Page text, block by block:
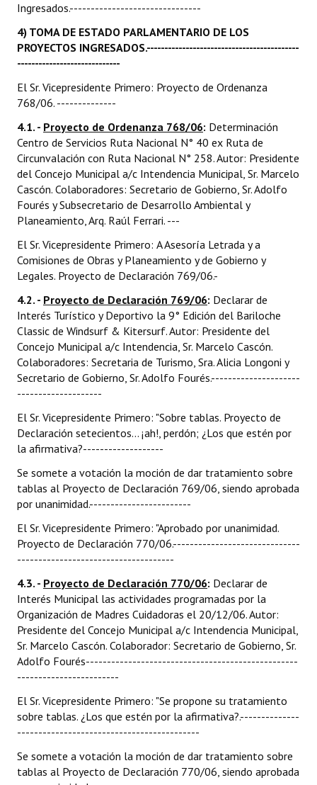
Ingresados.-------------------------------
4) TOMA DE ESTADO PARLAMENTARIO DE LOS
PROYECTOS INGRESADOS.-------------------------------------------
-----------------------------
El Sr. Vicepresidente Primero: Proyecto de Ordenanza
768/06. --------------
4.1. - Proyecto de Ordenanza 768/06: Determinación
Centro de Servicios Ruta Nacional N° 40 ex Ruta de
Circunvalación con Ruta Nacional N° 258. Autor: Presidente
del Concejo Municipal a/c Intendencia Municipal, Sr. Marcelo
Cascón. Colaboradores: Secretario de Gobierno, Sr. Adolfo
Fourés y Subsecretario de Desarrollo Ambiental y
Planeamiento, Arq. Raúl Ferrari. ---
El Sr. Vicepresidente Primero: A Asesoría Letrada y a
Comisiones de Obras y Planeamiento y de Gobierno y
Legales. Proyecto de Declaración 769/06.-
4.2. - Proyecto de Declaración 769/06: Declarar de
Interés Turístico y Deportivo la 9° Edición del Bariloche
Classic de Windsurf & Kitersurf. Autor: Presidente del
Concejo Municipal a/c Intendencia, Sr. Marcelo Cascón.
Colaboradores: Secretaria de Turismo, Sra. Alicia Longoni y
Secretario de Gobierno, Sr. Adolfo Fourés.---------------------
--------------------
El Sr. Vicepresidente Primero: "Sobre tablas. Proyecto de
Declaración setecientos... ¡ah!, perdón; ¿Los que estén por
la afirmativa?-------------------
Se somete a votación la moción de dar tratamiento sobre
tablas al Proyecto de Declaración 769/06, siendo aprobada
por unanimidad.------------------------
El Sr. Vicepresidente Primero: "Aprobado por unanimidad.
Proyecto de Declaración 770/06.------------------------------
-------------------------------------
4.3. - Proyecto de Declaración 770/06: Declarar de
Interés Municipal las actividades programadas por la
Organización de Madres Cuidadoras el 20/12/06. Autor:
Presidente del Concejo Municipal a/c Intendencia Municipal,
Sr. Marcelo Cascón. Colaborador: Secretario de Gobierno, Sr.
Adolfo Fourés--------------------------------------------------
------------------------
El Sr. Vicepresidente Primero: "Se propone su tratamiento
sobre tablas. ¿Los que estén por la afirmativa?.--------------
-------------------------------------------
Se somete a votación la moción de dar tratamiento sobre
tablas al Proyecto de Declaración 770/06, siendo aprobada